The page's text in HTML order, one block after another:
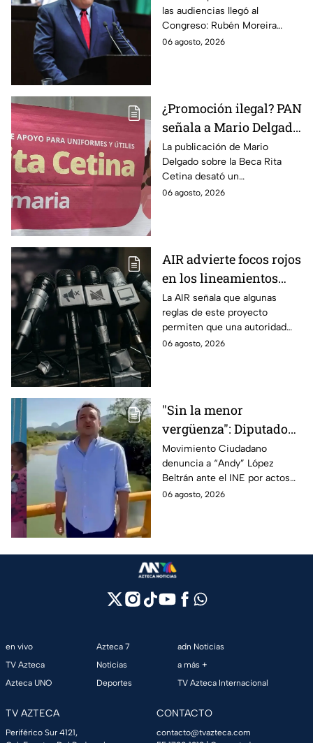
discusión de
lineamientos de
audiencias hasta
las audiencias llegó al
Congreso: Rubén Moreira
reclama una consulta con
06 agosto, 2026
¿Promoción ilegal? PAN
señala a Mario Delgado
por publicación sobre
la Beca Rita Cetina
La publicación de Mario
Delgado sobre la Beca Rita
Cetina desató un
enfrentamiento entre Morena
06 agosto, 2026
AIR advierte focos rojos
en los lineamientos
para proteger a las
audiencias
La AIR señala que algunas
reglas de este proyecto
permiten que una autoridad
gubernamental supervise,
06 agosto, 2026
"Sin la menor
vergüenza": Diputado
Juan Zavala denuncia
ante el INE a Andy
López Beltrán por
campaña anticipada en
Movimiento Ciudadano
denuncia a “Andy” López
Beltrán ante el INE por actos
anticipados de campaña en
06 agosto, 2026
en vivo
TV Azteca
Azteca UNO
Azteca 7
Noticias
Deportes
adn Noticias
a más +
TV Azteca Internacional
TV AZTECA
Periférico Sur 4121,
CONTACTO
contacto@tvazteca.com